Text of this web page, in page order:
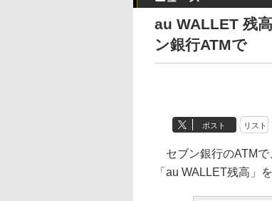
au WALLET 残
ン銀行ATMで
ポスト リスト
セブン銀行のATMで
「au WALLET残高」